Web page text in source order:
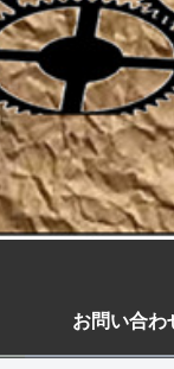
お問い合わ